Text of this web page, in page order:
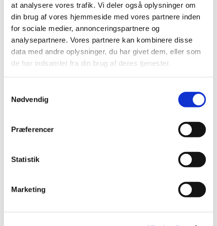
at analysere vores trafik. Vi deler også oplysninger om
din brug af vores hjemmeside med vores partnere inden
for sociale medier, annonceringspartnere og
analysepartnere. Vores partnere kan kombinere disse
data med andre oplysninger, du har givet dem, eller som
de har indsamlet fra din brug af deres tjenester.
Nødvendig
Præferencer
Statistik
Marketing
Udfold den relevante sektion forneden
Study abroad (studieophold)
Sabbatår